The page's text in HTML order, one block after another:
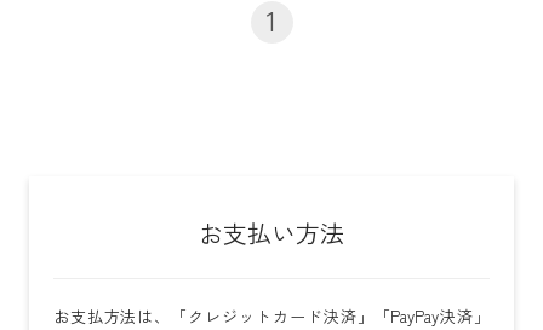
1
お支払い方法
お支払方法は、「クレジットカード決済」「PayPay決済」